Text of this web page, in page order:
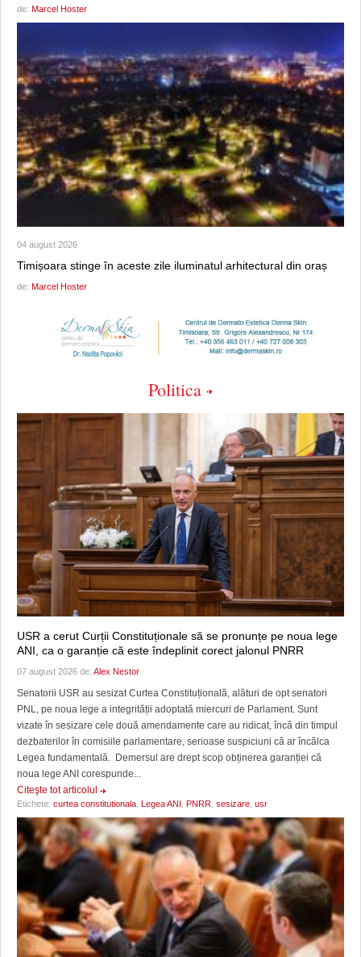
de: Marcel Hoster
04 august 2026
Timișoara stinge în aceste zile iluminatul arhitectural din oraș
de: Marcel Hoster
Politica
USR a cerut Curții Constituționale să se pronunțe pe noua lege
ANI, ca o garanție că este îndeplinit corect jalonul PNRR
07 august 2026 de: Alex Nestor
Senatorii USR au sesizat Curtea Constituțională, alături de opt senatori
PNL, pe noua lege a integrității adoptată miercuri de Parlament. Sunt
vizate în sesizare cele două amendamente care au ridicat, încă din timpul
dezbaterilor în comisiile parlamentare, serioase suspiciuni că ar încălca
Legea fundamentală. Demersul are drept scop obținerea garanției că
noua lege ANI corespunde...
Citeşte tot articolul
Etichete: curtea constitutionala Legea ANI PNRR sesizare usr